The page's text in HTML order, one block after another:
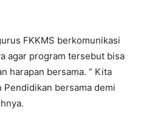
FKKMS berkomunikasi
agar program tersebut bisa
harapan bersama. “ Kita
bersama demi